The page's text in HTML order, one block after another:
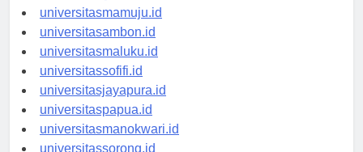
universitasgorontalo.id
universitasmamuju.id
universitasambon.id
universitasmaluku.id
universitassofifi.id
universitasjayapura.id
universitaspapua.id
universitasmanokwari.id